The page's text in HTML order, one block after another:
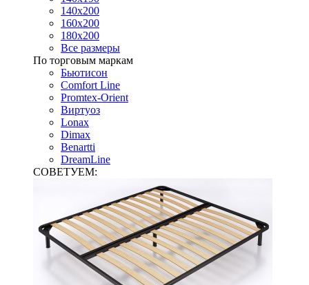
140х200
160х200
180х200
Все размеры
По торговым маркам
Бьютисон
Comfort Line
Promtex-Orient
Виртуоз
Lonax
Dimax
Benartti
DreamLine
СОВЕТУЕМ: